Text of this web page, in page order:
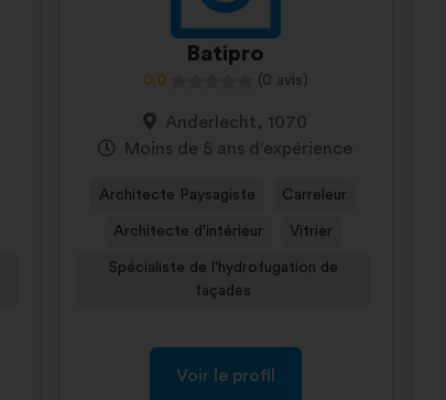
Batipro
0,0 (0 avis)
Anderlecht, 1070
Moins de 5 ans d'expérience
Architecte Paysagiste Carreleur
Architecte d'intérieur Vitrier
Spécialiste de l'hydrofugation de
façades
Voir le profil